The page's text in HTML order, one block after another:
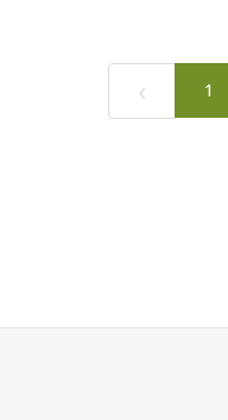
‹ 1